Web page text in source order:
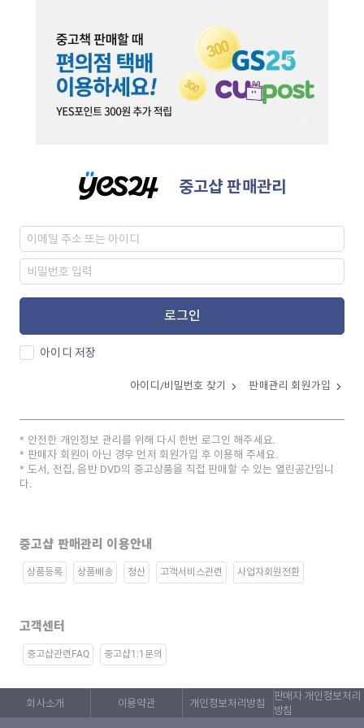
중고샵 판매관리
로그인
아이디 저장
아이디/비밀번호 찾기 판매관리 회원가입
안전한 개인정보 관리를 위해 다시 한번 로그인 해주세요.
판매자 회원이 아닌 경우 먼저 회원가입 후 이용해 주세요.
도서, 전집, 음반 DVD의 중고상품을 직접 판매할 수 있는 열린공간입니
다.
중고샵 판매관리 이용안내
상품등록 상품배송 정산 고객서비스관련 사업자회원전환
고객센터
중고샵관련FAQ 중고샵1:1문의
회사소개 이용약관 개인정보처리방침
판매자 개인정보처리
방침